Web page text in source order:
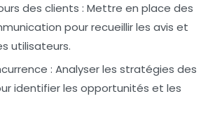
des clients : Mettre en place des
pour recueillir les avis et
utilisateurs.
: Analyser les stratégies des
identifier les opportunités et les